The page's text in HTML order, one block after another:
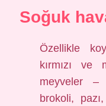
Soğuk
Özellikle
kırmızı
meyveler –
brokoli,